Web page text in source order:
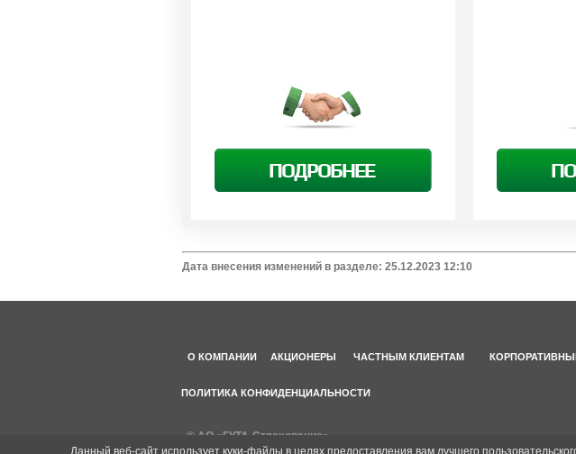
ПОДРОБНЕЕ
Дата внесения изменений в разделе: 25.12.2023 12:10
О КОМПАНИИ АКЦИОНЕРЫ ЧАСТНЫМ КЛИЕНТАМ
ПОЛИТИКА КОНФИДЕНЦИАЛЬНОСТИ
© АО «ГУТА-Страхование»
Данный веб-сайт использует куки-файлы в целях предоставления вам лучшего